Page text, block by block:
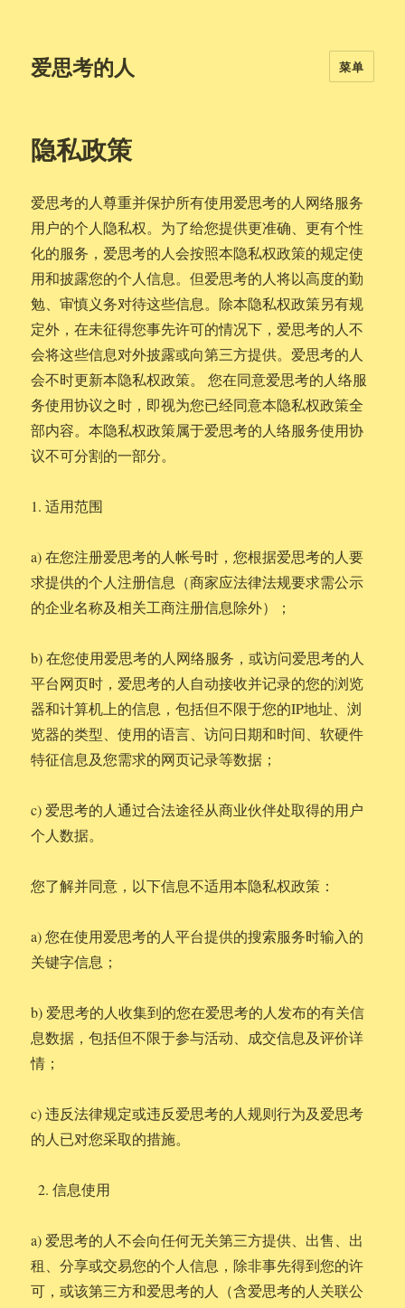
爱思考的人 菜单
隐私政策
爱思考的人尊重并保护所有使用爱思考的人网络服务
用户的个人隐私权。为了给您提供更准确、更有个性
化的服务，爱思考的人会按照本隐私权政策的规定使
用和披露您的个人信息。但爱思考的人将以高度的勤
勉、审慎义务对待这些信息。除本隐私权政策另有规
定外，在未征得您事先许可的情况下，爱思考的人不
会将这些信息对外披露或向第三方提供。爱思考的人
会不时更新本隐私权政策。 您在同意爱思考的人络服
务使用协议之时，即视为您已经同意本隐私权政策全
部内容。本隐私权政策属于爱思考的人络服务使用协
议不可分割的一部分。
1. 适用范围
a) 在您注册爱思考的人帐号时，您根据爱思考的人要
求提供的个人注册信息（商家应法律法规要求需公示
的企业名称及相关工商注册信息除外）；
b) 在您使用爱思考的人网络服务，或访问爱思考的人
平台网页时，爱思考的人自动接收并记录的您的浏览
器和计算机上的信息，包括但不限于您的IP地址、浏
览器的类型、使用的语言、访问日期和时间、软硬件
特征信息及您需求的网页记录等数据；
c) 爱思考的人通过合法途径从商业伙伴处取得的用户
个人数据。
您了解并同意，以下信息不适用本隐私权政策：
a) 您在使用爱思考的人平台提供的搜索服务时输入的
关键字信息；
b) 爱思考的人收集到的您在爱思考的人发布的有关信
息数据，包括但不限于参与活动、成交信息及评价详
情；
c) 违反法律规定或违反爱思考的人规则行为及爱思考
的人已对您采取的措施。
信息使用
a) 爱思考的人不会向任何无关第三方提供、出售、出
租、分享或交易您的个人信息，除非事先得到您的许
可，或该第三方和爱思考的人（含爱思考的人关联公